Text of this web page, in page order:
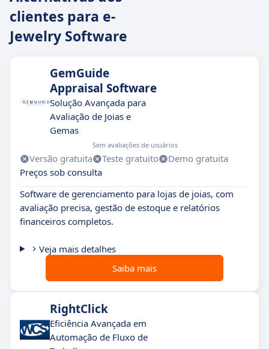
clientes para e-
Jewelry Software
GemGuide
Appraisal Software
Solução Avançada para
Avaliação de Joias e
Gemas
Sem avaliações de usuários
Versão gratuita Teste gratuito
Demo gratuita
Preços sob consulta
Software de gerenciamento para lojas de joias, com
avaliação precisa, gestão de estoque e relatórios
financeiros completos.
Veja mais detalhes
Saiba mais
RightClick
Eficiência Avançada em
Automação de Fluxo de